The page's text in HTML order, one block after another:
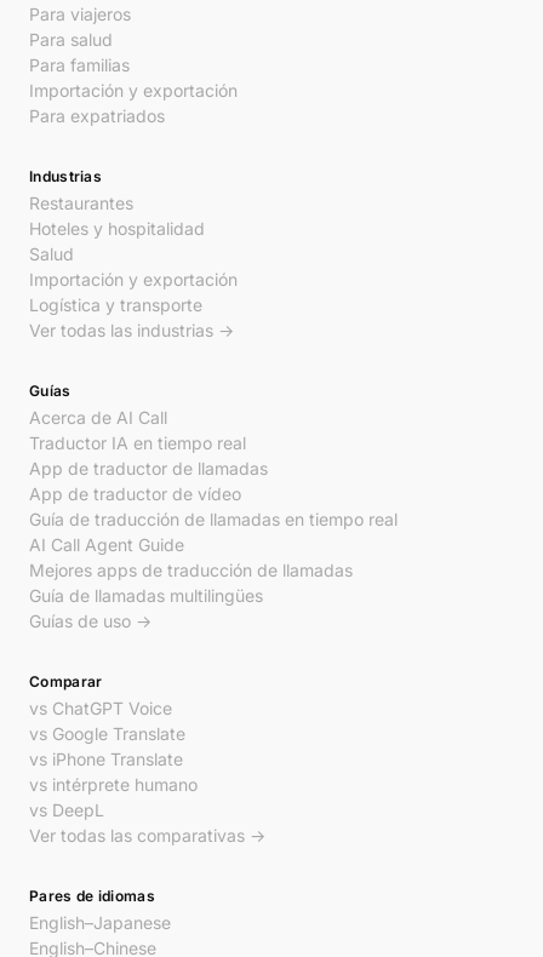
Para viajeros
Para salud
Para familias
Importación y exportación
Para expatriados
Industrias
Restaurantes
Hoteles y hospitalidad
Salud
Importación y exportación
Logística y transporte
Ver todas las industrias →
Guías
Acerca de AI Call
Traductor IA en tiempo real
App de traductor de llamadas
App de traductor de vídeo
Guía de traducción de llamadas en tiempo real
AI Call Agent Guide
Mejores apps de traducción de llamadas
Guía de llamadas multilingües
Guías de uso →
Comparar
vs ChatGPT Voice
vs Google Translate
vs iPhone Translate
vs intérprete humano
vs DeepL
Ver todas las comparativas →
Pares de idiomas
English–Japanese
English–Chinese